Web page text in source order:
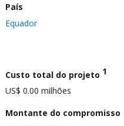
País
Equador
Custo total do projeto 1
US$ 0.00 milhões
Montante do compromisso